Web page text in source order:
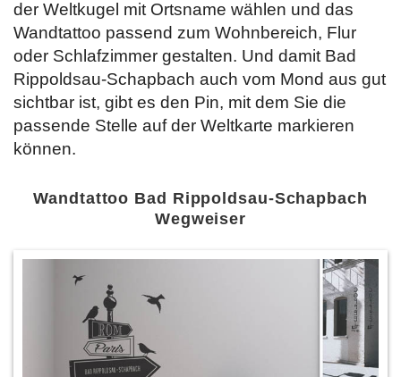
der Weltkugel mit Ortsname wählen und das
Wandtattoo passend zum Wohnbereich, Flur
oder Schlafzimmer gestalten. Und damit Bad
Rippoldsau-Schapbach auch vom Mond aus gut
sichtbar ist, gibt es den Pin, mit dem Sie die
passende Stelle auf der Weltkarte markieren
können.
Wandtattoo Bad Rippoldsau-Schapbach
Wegweiser